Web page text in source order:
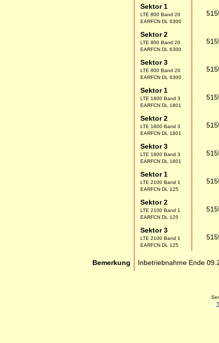
Sektor 1
LTE 800 Band 20
EARFCN DL 6300
Sektor 2
LTE 800 Band 20
EARFCN DL 6300
Sektor 3
LTE 800 Band 20
EARFCN DL 6300
Sektor 1
LTE 1800 Band 3
EARFCN DL 1801
Sektor 2
LTE 1800 Band 3
EARFCN DL 1801
Sektor 3
LTE 1800 Band 3
EARFCN DL 1801
Sektor 1
LTE 2100 Band 1
EARFCN DL 125
Sektor 2
LTE 2100 Band 1
EARFCN DL 125
Sektor 3
LTE 2100 Band 1
EARFCN DL 125
Bemerkung Inbetriebnahme Ende